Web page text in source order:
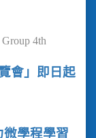
4th
會」即日起
微學程學習